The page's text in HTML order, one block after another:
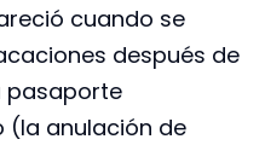
cuando se
después de
pasaporte
(la anulación de